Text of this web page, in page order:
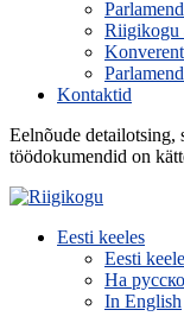
Riigikogu
Kontaktid
Eelnõude
töödokumendid on
Eesti keeles
Eesti
На
In English